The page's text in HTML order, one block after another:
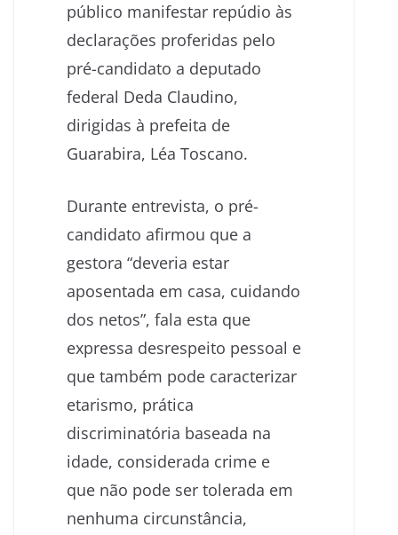
público manifestar repúdio às
declarações proferidas pelo
pré-candidato a deputado
federal Deda Claudino,
dirigidas à prefeita de
Guarabira, Léa Toscano.
Durante entrevista, o pré-
candidato afirmou que a
gestora “deveria estar
aposentada em casa, cuidando
dos netos”, fala esta que
expressa desrespeito pessoal e
que também pode caracterizar
etarismo, prática
discriminatória baseada na
idade, considerada crime e
que não pode ser tolerada em
nenhuma circunstância,